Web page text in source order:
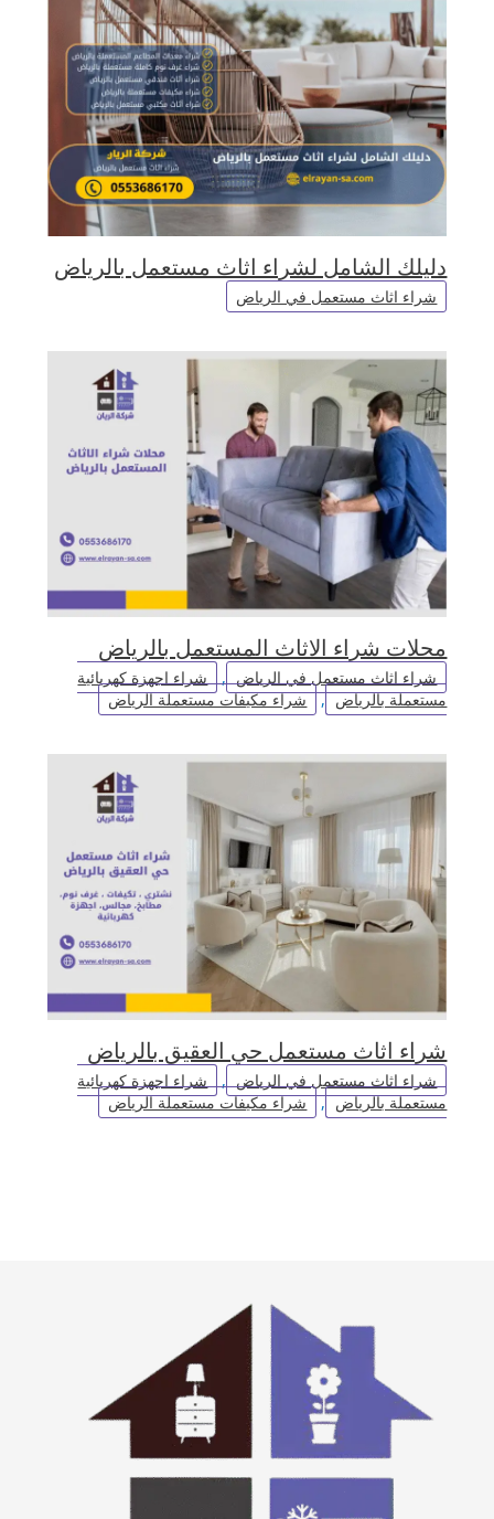
دليلك الشامل لشراء اثاث مستعمل بالرياض
شراء اثاث مستعمل في الرياض
محلات شراء الاثاث المستعمل بالرياض
شراء اثاث مستعمل في الرياض ,
شراء اجهزة كهربائية
مستعملة بالرياض , شراء مكيفات مستعملة الرياض
شراء اثاث مستعمل حي العقيق بالرياض
شراء اثاث مستعمل في الرياض ,
شراء اجهزة كهربائية
مستعملة بالرياض , شراء مكيفات مستعملة الرياض